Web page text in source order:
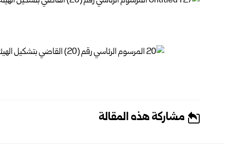
مشاركة هذه المقالة